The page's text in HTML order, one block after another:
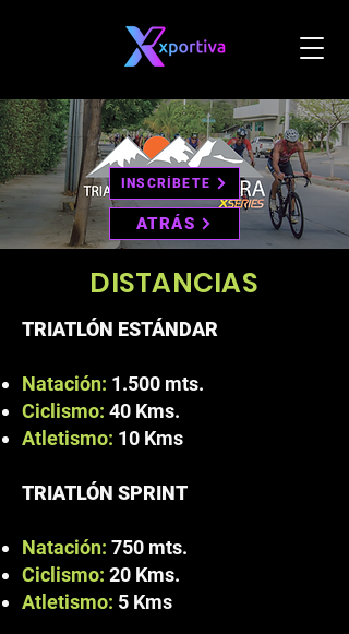
INSCRÍBETE
ATRÁS
DISTANCIAS
​TRIATLÓN ESTÁNDAR
Natación: 1.500 mts.
Ciclismo: 40 Kms.
Atletismo: 10 Kms
TRIATLÓN SPRINT
Natación: 750 mts.
Ciclismo: 20 Kms.
Atletismo: 5 Kms